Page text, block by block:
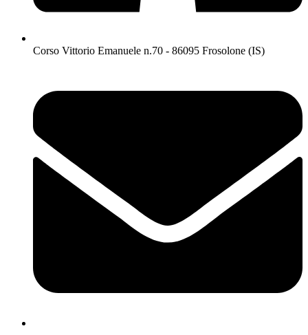
Corso Vittorio Emanuele n.70 - 86095 Frosolone (IS)